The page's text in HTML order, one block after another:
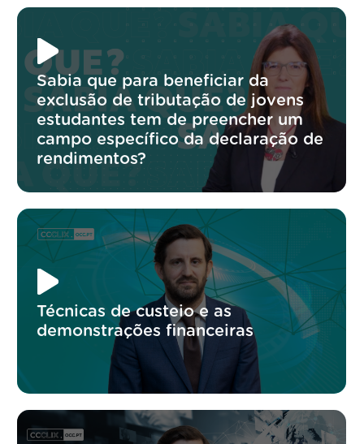
Sabia que para beneficiar da
exclusão de tributação de jovens
estudantes tem de preencher um
campo específico da declaração de
rendimentos?
Técnicas de custeio e as
demonstrações financeiras